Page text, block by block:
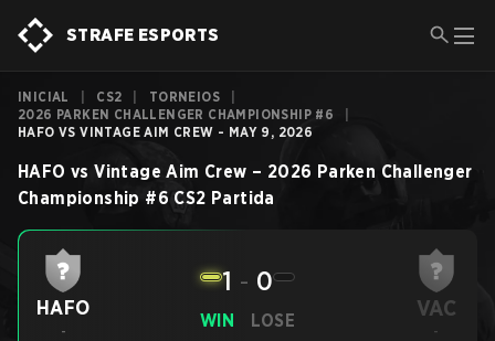
STRAFE ESPORTS
INICIAL CS2 TORNEIOS
2026 PARKEN CHALLENGER CHAMPIONSHIP #6
HAFO VS VINTAGE AIM CREW - MAY 9, 2026
HAFO vs Vintage Aim Crew – 2026 Parken Challenger
Championship #6 CS2 Partida
HAFO
-
WIN
1 - 0
LOSE VAC
-